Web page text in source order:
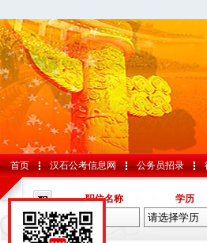
首页 汉石公考信息网 公务员招录
职位名称 学历